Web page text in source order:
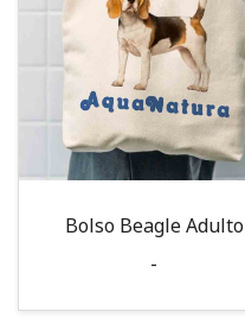
Bolso Beagle Adulto
-